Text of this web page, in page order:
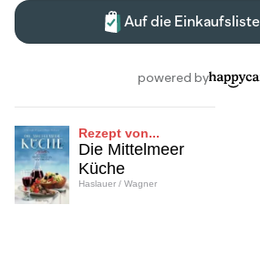
Rezept von...
Die Mittelmeer
Küche
Haslauer / Wagner